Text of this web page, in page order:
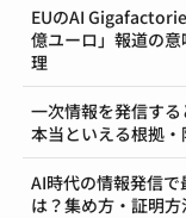
EUのAI
億ユーロ」報道の
理
一次情報を発信す
本当といえる根拠
AI時代の情報発信
は？集め方・証明